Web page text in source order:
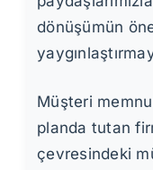
dönüşümün
Müşteri
planda tutan
çevresindeki